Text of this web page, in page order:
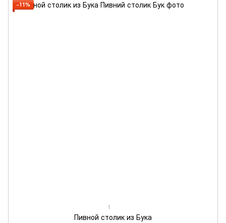
−11%
1
Пивной столик из Бука